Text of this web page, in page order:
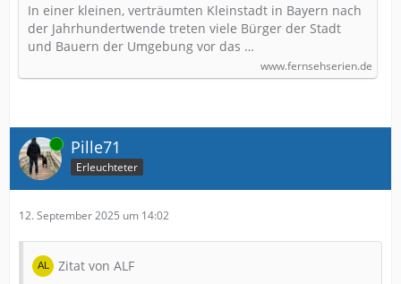
In einer kleinen, verträumten Kleinstadt in Bayern nach
der Jahrhundertwende treten viele Bürger der Stadt
und Bauern der Umgebung vor das …
www.fernsehserien.de
Online Pille71
Erleuchteter
12. September 2025 um 14:02
Zitat von ALF